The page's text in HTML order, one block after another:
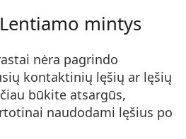
mintys
nėra pagrindo
kontaktinių lęšių ar lęšių
būkite atsargūs,
naudodami lęšius po